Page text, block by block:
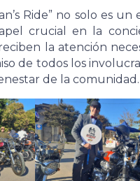
Ride” no solo es
crucial en la
la atención
de todos los
de la comunidad.